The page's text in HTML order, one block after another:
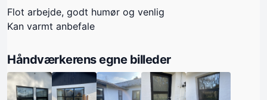
Flot arbejde, godt humør og venlig
Kan varmt anbefale
Håndværkerens egne billeder